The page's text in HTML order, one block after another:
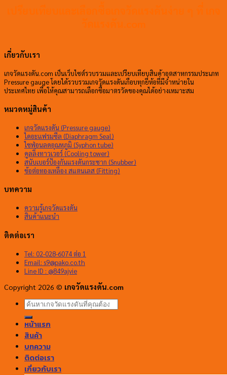
เกี่ยวกับเรา
เกจวัดแรงดัน.com เป็นเว็บไซต์รวบรวมและเปรียบเทียบสินค้าอุตสาหกรรมประเภท
Pressure gauge โดยได้รวบรวมเกจวัดแรงดันเกือบทุกยี่ห้อที่มีจำหน่ายใน
ประเทศไทย เพื่อให้คุณสามารถเลือกซื้อมาตรวัดของคุณได้อย่างเหมาะสม
หมวดหมู่สินค้า
เกจวัดแรงดัน (Pressure gauge)
ไดอะแฟรมซีล (Diaphragm Seal)
ไซฟ่อนลดอุณหภูมิ (Syphon tube)
คูลลิ่งทาวเวอร์ (Cooling tower)
สนับเบอร์ป้องกันแรงดันกระชาก (Snubber)
ข้อต่อทองเหลือง สแตนเลส (Fitting)
บทความ
ความรู้เกจวัดแรงดัน
สินค้าแนะนำ
ติดต่อเรา
Tel: 02-028-6074 ต่อ 1
Email: s9@pako.co.th
Line ID : @849ajvie
Copyright 2026 © เกจวัดแรงดัน.com
ค้นหา:
หน้าแรก
สินค้า
บทความ
ติดต่อเรา
เกี่ยวกับเรา